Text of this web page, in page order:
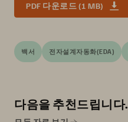
PDF 다운로드 (1 MB)
백서 전자설계자동화(EDA)
다음을 추천드립니다.